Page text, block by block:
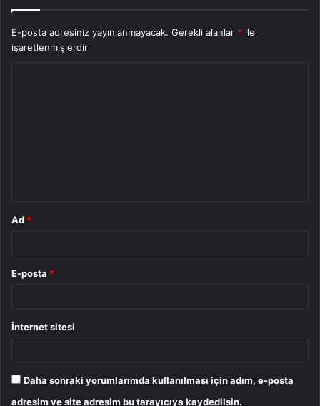
E-posta adresiniz yayınlanmayacak. Gerekli alanlar * ile
işaretlenmişlerdir
Ad *
E-posta *
İnternet sitesi
Daha sonraki yorumlarımda kullanılması için adım, e-posta
adresim ve site adresim bu tarayıcıya kaydedilsin.